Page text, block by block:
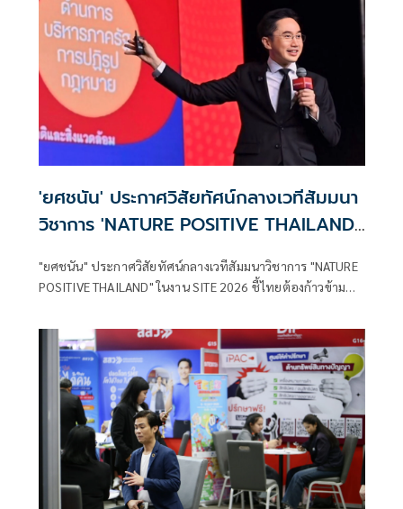
'ยศชนัน' ประกาศวิสัยทัศน์กลางเวทีสัมมนา
วิชาการ 'NATURE POSITIVE THAILAND'
ลดคาร์บอนสู่การฟื้นฟูธรรมชาติเชิงบวก
"ยศชนัน" ประกาศวิสัยทัศน์กลางเวทีสัมมนาวิชาการ "NATURE
POSITIVE THAILAND" ในงาน SITE 2026 ชี้ไทยต้องก้าวข้าม
เทคโนโลยีขั้นสูง ปั้นสตาร์ตอัปสายเทคโนโลยีสิ่งแวดล้อม พลิก
โฉมความหลากหลายทางชีวภาพ ให้เป็นเครื่องยนต์เศรษฐกิจ
ใหม่ของประเทศ